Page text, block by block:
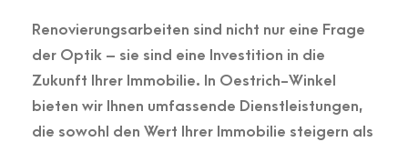
Renovierungsarbeiten sind nicht nur eine Frage
der Optik – sie sind eine Investition in die
Zukunft Ihrer Immobilie. In Oestrich-Winkel
bieten wir Ihnen umfassende Dienstleistungen,
die sowohl den Wert Ihrer Immobilie steigern als